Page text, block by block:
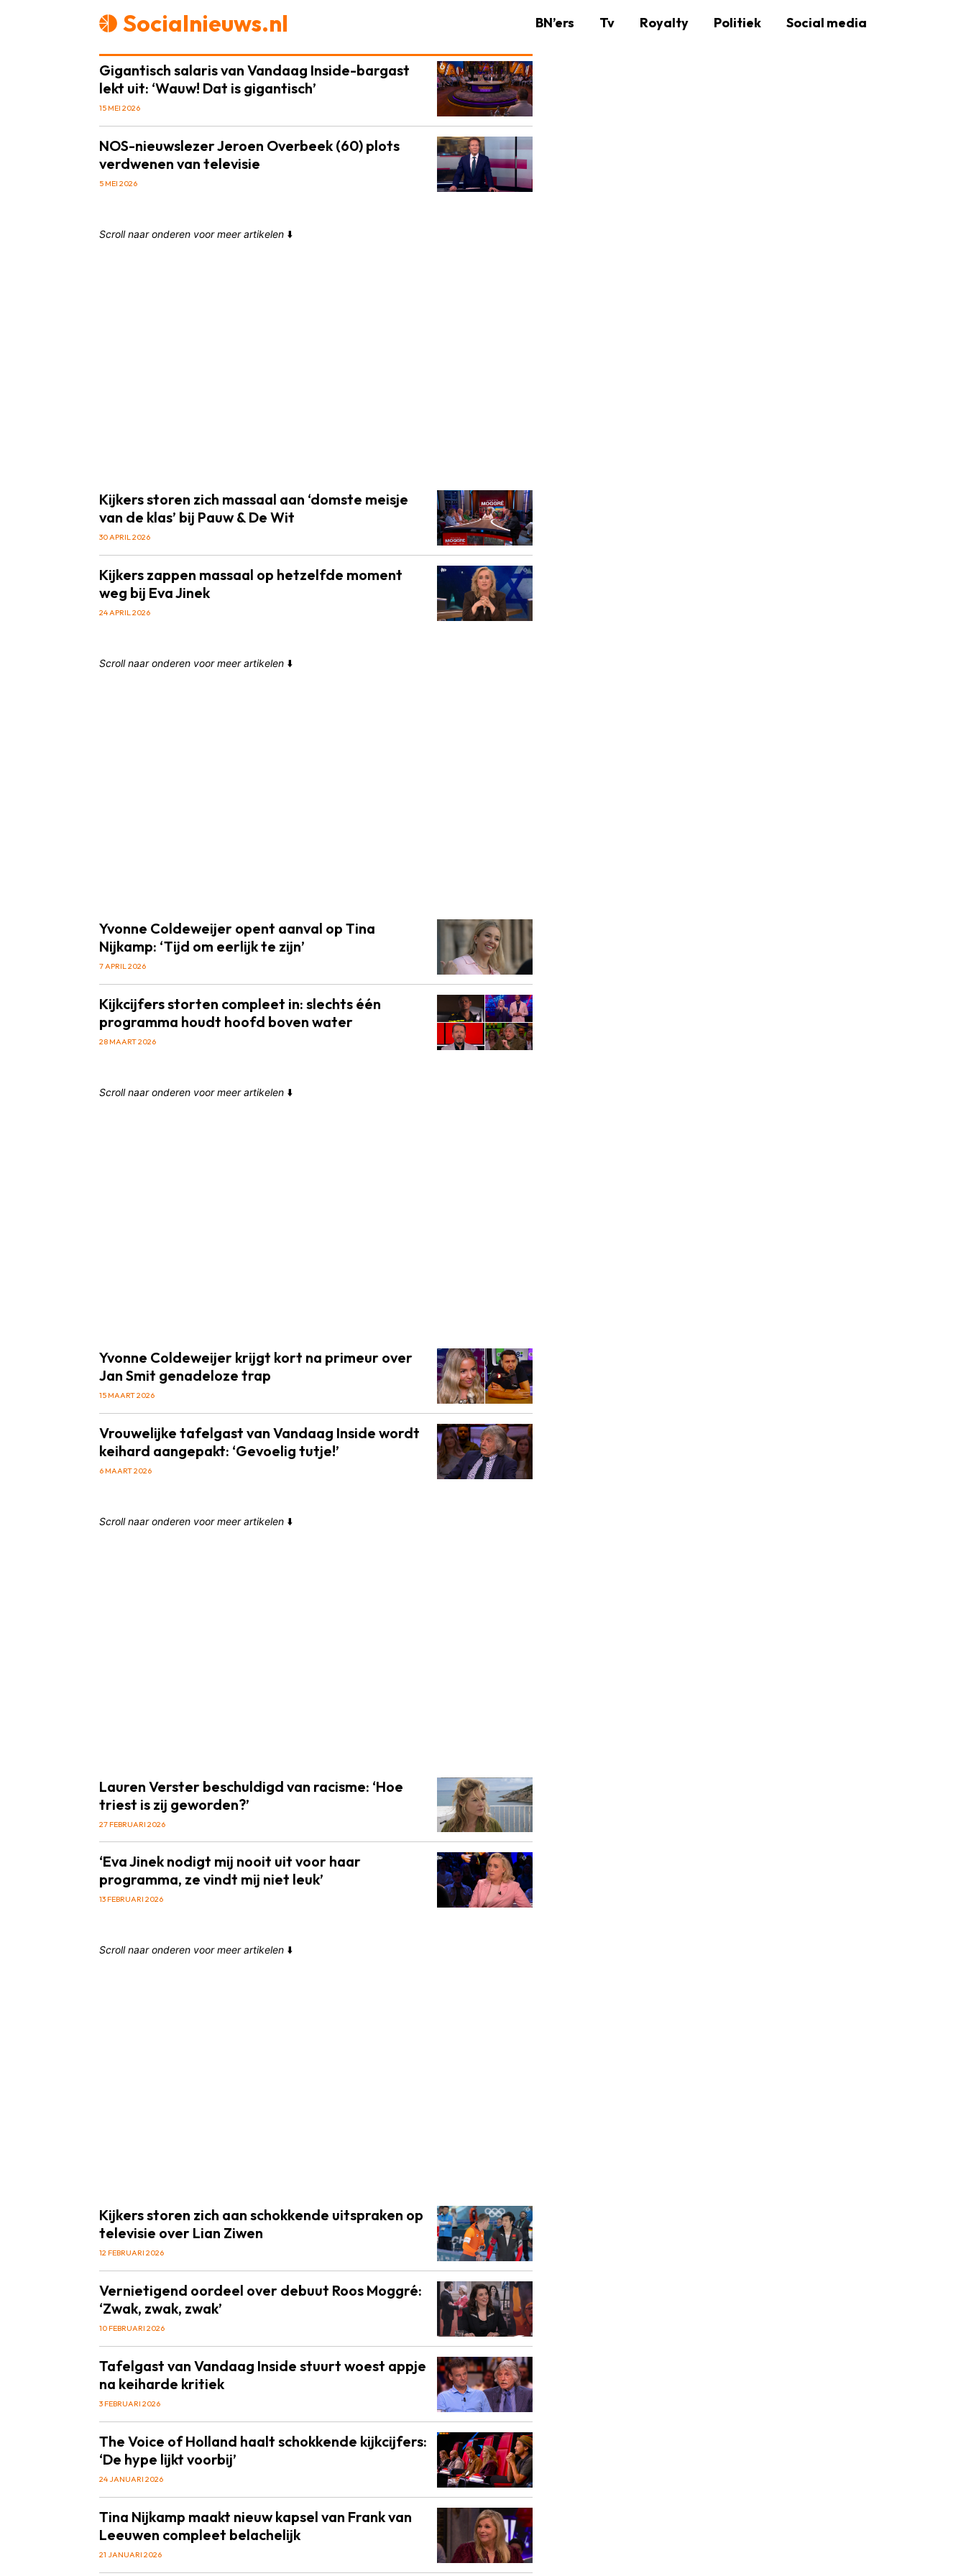
Socialnieuws.nl BN’ers Tv Royalty Politiek Social media
Gigantisch salaris van Vandaag Inside-bargast
lekt uit: ‘Wauw! Dat is gigantisch’
15 MEI 2026
NOS-nieuwslezer Jeroen Overbeek (60) plots
verdwenen van televisie
5 MEI 2026
Scroll naar onderen voor meer artikelen ⬇️
Kijkers storen zich massaal aan ‘domste meisje
van de klas’ bij Pauw & De Wit
30 APRIL 2026
Kijkers zappen massaal op hetzelfde moment
weg bij Eva Jinek
24 APRIL 2026
Scroll naar onderen voor meer artikelen ⬇️
Yvonne Coldeweijer opent aanval op Tina
Nijkamp: ‘Tijd om eerlijk te zijn’
7 APRIL 2026
Kijkcijfers storten compleet in: slechts één
programma houdt hoofd boven water
28 MAART 2026
Scroll naar onderen voor meer artikelen ⬇️
Yvonne Coldeweijer krijgt kort na primeur over
Jan Smit genadeloze trap
15 MAART 2026
Vrouwelijke tafelgast van Vandaag Inside wordt
keihard aangepakt: ‘Gevoelig tutje!’
6 MAART 2026
Scroll naar onderen voor meer artikelen ⬇️
Lauren Verster beschuldigd van racisme: ‘Hoe
triest is zij geworden?’
27 FEBRUARI 2026
‘Eva Jinek nodigt mij nooit uit voor haar
programma, ze vindt mij niet leuk’
13 FEBRUARI 2026
Scroll naar onderen voor meer artikelen ⬇️
Kijkers storen zich aan schokkende uitspraken op
televisie over Lian Ziwen
12 FEBRUARI 2026
Vernietigend oordeel over debuut Roos Moggré:
‘Zwak, zwak, zwak’
10 FEBRUARI 2026
Tafelgast van Vandaag Inside stuurt woest appje
na keiharde kritiek
3 FEBRUARI 2026
The Voice of Holland haalt schokkende kijkcijfers:
‘De hype lijkt voorbij’
24 JANUARI 2026
Tina Nijkamp maakt nieuw kapsel van Frank van
Leeuwen compleet belachelijk
21 JANUARI 2026